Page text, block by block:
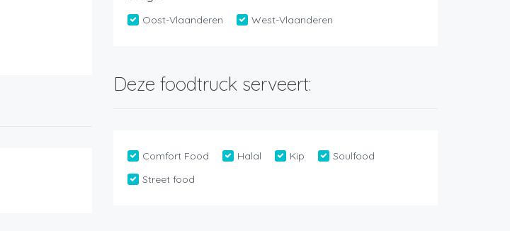
Oost-Vlaanderen West-Vlaanderen
Deze foodtruck serveert:
Comfort Food Halal Kip
Soulfood
Street food